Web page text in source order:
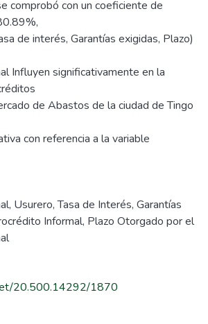
comprobó con un coeficiente de
de interés, Garantías exigidas, Plazo)
Influyen significativamente en la
de Abastos de la ciudad de Tingo
con referencia a la variable
, Usurero,Tasa de Interés, Garantías
Informal, Plazo Otorgado por el
20.500.14292/1870